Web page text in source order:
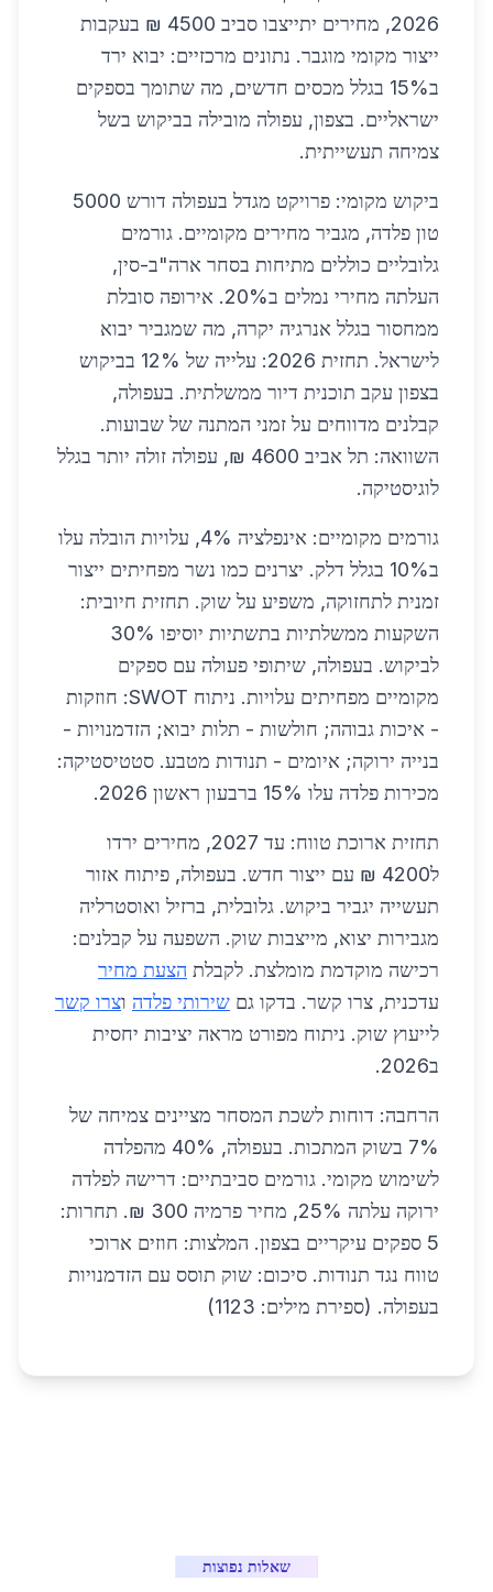
2026, מחירים יתייצבו סביב 4500 ₪ בעקבות
ייצור מקומי מוגבר. נתונים מרכזיים: יבוא ירד
ב15% בגלל מכסים חדשים, מה שתומך בספקים
ישראליים. בצפון, עפולה מובילה בביקוש בשל
צמיחה תעשייתית.
ביקוש מקומי: פרויקט מגדל בעפולה דורש 5000
טון פלדה, מגביר מחירים מקומיים. גורמים
גלובליים כוללים מתיחות בסחר ארה"ב-סין,
העלתה מחירי נמלים ב20%. אירופה סובלת
ממחסור בגלל אנרגיה יקרה, מה שמגביר יבוא
לישראל. תחזית 2026: עלייה של 12% בביקוש
בצפון עקב תוכנית דיור ממשלתית. בעפולה,
קבלנים מדווחים על זמני המתנה של שבועות.
השוואה: תל אביב 4600 ₪, עפולה זולה יותר בגלל
לוגיסטיקה.
גורמים מקומיים: אינפלציה 4%, עלויות הובלה עלו
ב10% בגלל דלק. יצרנים כמו נשר מפחיתים ייצור
זמנית לתחזוקה, משפיע על שוק. תחזית חיובית:
השקעות ממשלתיות בתשתיות יוסיפו 30%
לביקוש. בעפולה, שיתופי פעולה עם ספקים
מקומיים מפחיתים עלויות. ניתוח SWOT: חוזקות
- איכות גבוהה; חולשות - תלות יבוא; הזדמנויות -
בנייה ירוקה; איומים - תנודות מטבע. סטטיסטיקה:
מכירות פלדה עלו 15% ברבעון ראשון 2026.
תחזית ארוכת טווח: עד 2027, מחירים ירדו
ל4200 ₪ עם ייצור חדש. בעפולה, פיתוח אזור
תעשייה יגביר ביקוש. גלובלית, ברזיל ואוסטרליה
מגבירות יצוא, מייצבות שוק. השפעה על קבלנים:
רכישה מוקדמת מומלצת. לקבלת הצעת מחיר
עדכנית, צרו קשר. בדקו גם שירותי פלדה וצרו קשר
לייעוץ שוק. ניתוח מפורט מראה יציבות יחסית
ב2026.
הרחבה: דוחות לשכת המסחר מציינים צמיחה של
7% בשוק המתכות. בעפולה, 40% מהפלדה
לשימוש מקומי. גורמים סביבתיים: דרישה לפלדה
ירוקה עלתה 25%, מחיר פרמיה 300 ₪. תחרות:
5 ספקים עיקריים בצפון. המלצות: חוזים ארוכי
טווח נגד תנודות. סיכום: שוק תוסס עם הזדמנויות
בעפולה. (ספירת מילים: 1123)
שאלות נפוצות